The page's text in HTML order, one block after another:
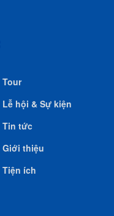
Tour
Lễ hội & Sự kiện
Tin tức
Giới thiệu
Tiện ích